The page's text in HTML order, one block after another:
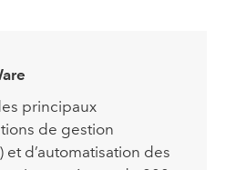
principaux
de gestion
d’automatisation des